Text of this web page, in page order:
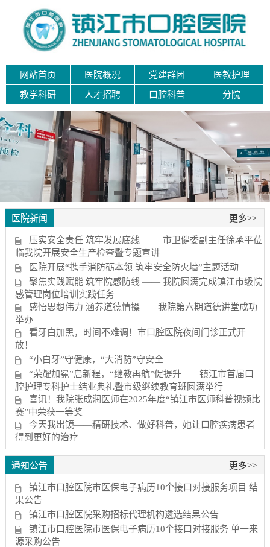
网站首页 医院概况 党建群团 医教护理
教学科研 人才招聘 口腔科普 分院
医院新闻 更多>>
压实安全责任 筑牢发展底线 —— 市卫健委副主任徐承平莅
临我院开展安全生产检查暨专题宣讲
医院开展“携手消防砺本领 筑牢安全防火墙”主题活动
聚焦实践赋能 筑牢院感防线 —— 我院圆满完成镇江市级院
感管理岗位培训实践任务
感悟思想伟力 涵养道德情操——我院第六期道德讲堂成功
举办
看牙白加黑，时间不难调！市口腔医院夜间门诊正式开
放！
“小白牙”守健康，“大消防”守安全
“荣耀加冕”启新程，“继教再航”促提升——镇江市首届口
腔护理专科护士结业典礼暨市级继续教育班圆满举行
喜讯！我院张成润医师在2025年度“镇江市医师科普视频比
赛”中荣获一等奖
今天我出镜——精研技术、做好科普，她让口腔疾病患者
得到更好的治疗
通知公告 更多>>
镇江市口腔医院市医保电子病历10个接口对接服务项目 结
果公告
镇江市口腔医院采购招标代理机构遴选结果公告
镇江市口腔医院市医保电子病历10个接口对接服务 单一来
源采购公告